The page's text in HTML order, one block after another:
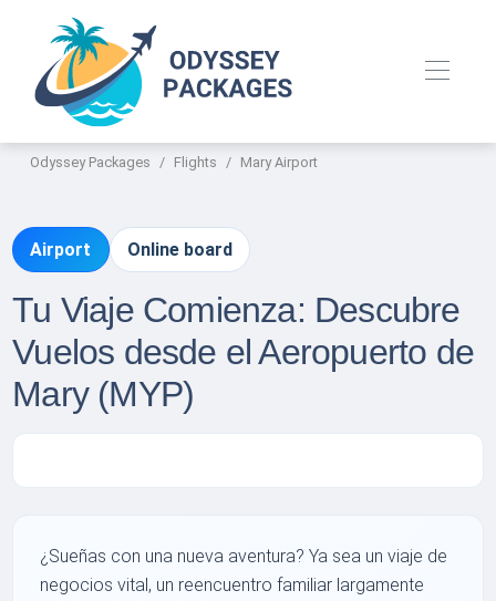
Odyssey Packages Flights Mary Airport
Airport Online board
Tu Viaje Comienza: Descubre
Vuelos desde el Aeropuerto de
Mary (MYP)
¿Sueñas con una nueva aventura? Ya sea un viaje de
negocios vital, un reencuentro familiar largamente